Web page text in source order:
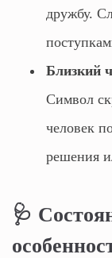
дружбу.
Близкий
Символ
человек
решения
🩺